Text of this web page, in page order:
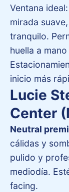
Ventana
mirada
tranquilo.
huella a
inicio más
Lucie
Center
Neutral
cálidas y
pulido y
mediodía.
facing.